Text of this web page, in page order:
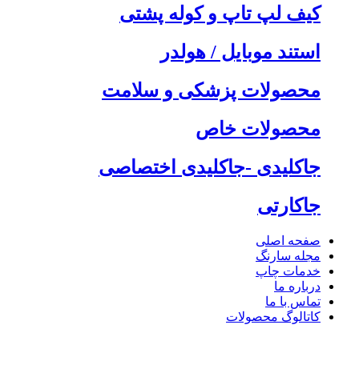
کیف لپ تاپ و کوله پشتی
استند موبایل / هولدر
محصولات پزشکی و سلامت
محصولات خاص
جاکلیدی -جاکلیدی اختصاصی
جاکارتی
صفحه اصلی
مجله سارنگ
خدمات چاپ
درباره ما
تماس با ما
کاتالوگ محصولات